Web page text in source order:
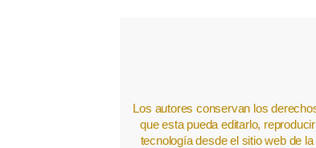
Los autores conservan los
que esta pueda editarlo,
tecnología desde el sitio web de